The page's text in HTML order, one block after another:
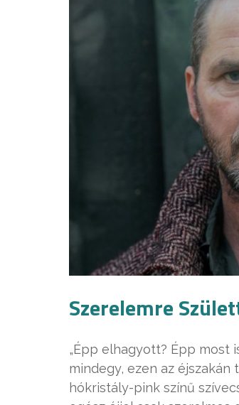
Szerelemre
„Épp elhagyott? Épp most
mindegy, ezen az
hókristály-pink színű